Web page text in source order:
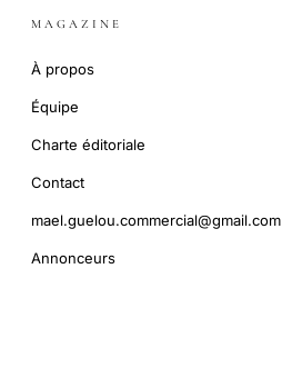
MAGAZINE
À propos
Équipe
Charte éditoriale
Contact
mael.guelou.commercial@gmail.com
Annonceurs